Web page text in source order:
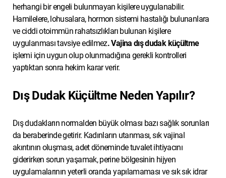
herhangi bir engeli bulunmayan kişilere uygulanabilir.
Hamilelere, lohusalara, hormon sistemi hastalığı bulunanlara
ve ciddi otoimmün rahatsızlıkları bulunan kişilere
uygulanması tavsiye edilmez. Vajina dış dudak küçültme
işlemi için uygun olup olunmadığına gerekli kontrolleri
yaptıktan sonra hekim karar verir.
Dış Dudak Küçültme Neden Yapılır?
Dış dudakların normalden büyük olması bazı sağlık sorunları
da beraberinde getirir. Kadınların utanması, sık vajinal
akıntının oluşması, adet döneminde tuvalet ihtiyacını
giderirken sorun yaşamak, perine bölgesinin hijyen
uygulamalarının yeterli oranda yapılamaması ve sık sık idrar